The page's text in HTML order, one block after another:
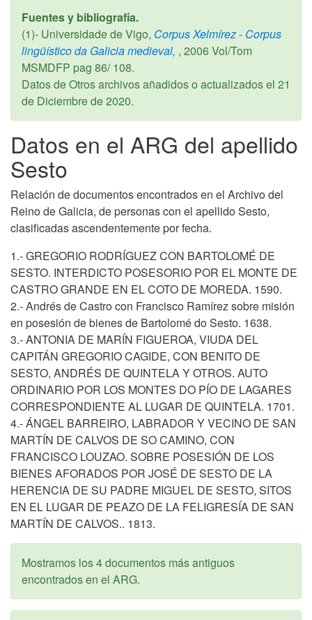
Fuentes y bibliografía.
(1)- Universidade de Vigo, Corpus Xelmírez - Corpus
lingüístico da Galicia medieval, , 2006Vol/Tom
MSMDFP pag 86/ 108.
Datos de Otros archivos añadidos o actualizados el 21
de Diciembre de 2020.
Datos en el ARG del apellido
Sesto
Relación de documentos encontrados en el Archivo del
Reino de Galicia, de personas con el apellido Sesto,
clasificadas ascendentemente por fecha.
1.- GREGORIO RODRÍGUEZ CON BARTOLOMÉ DE
SESTO. INTERDICTO POSESORIO POR EL MONTE DE
CASTRO GRANDE EN EL COTO DE MOREDA. 1590.
2.- Andrés de Castro con Francisco Ramírez sobre misión
en posesión de bienes de Bartolomé do Sesto. 1638.
3.- ANTONIA DE MARÍN FIGUEROA, VIUDA DEL
CAPITÁN GREGORIO CAGIDE, CON BENITO DE
SESTO, ANDRÉS DE QUINTELA Y OTROS. AUTO
ORDINARIO POR LOS MONTES DO PÍO DE LAGARES
CORRESPONDIENTE AL LUGAR DE QUINTELA. 1701.
4.- ÁNGEL BARREIRO, LABRADOR Y VECINO DE SAN
MARTÍN DE CALVOS DE SO CAMINO, CON
FRANCISCO LOUZAO. SOBRE POSESIÓN DE LOS
BIENES AFORADOS POR JOSÉ DE SESTO DE LA
HERENCIA DE SU PADRE MIGUEL DE SESTO, SITOS
EN EL LUGAR DE PEAZO DE LA FELIGRESÍA DE SAN
MARTÍN DE CALVOS.. 1813.
Mostramos los 4 documentos más antiguos
encontrados en el ARG.